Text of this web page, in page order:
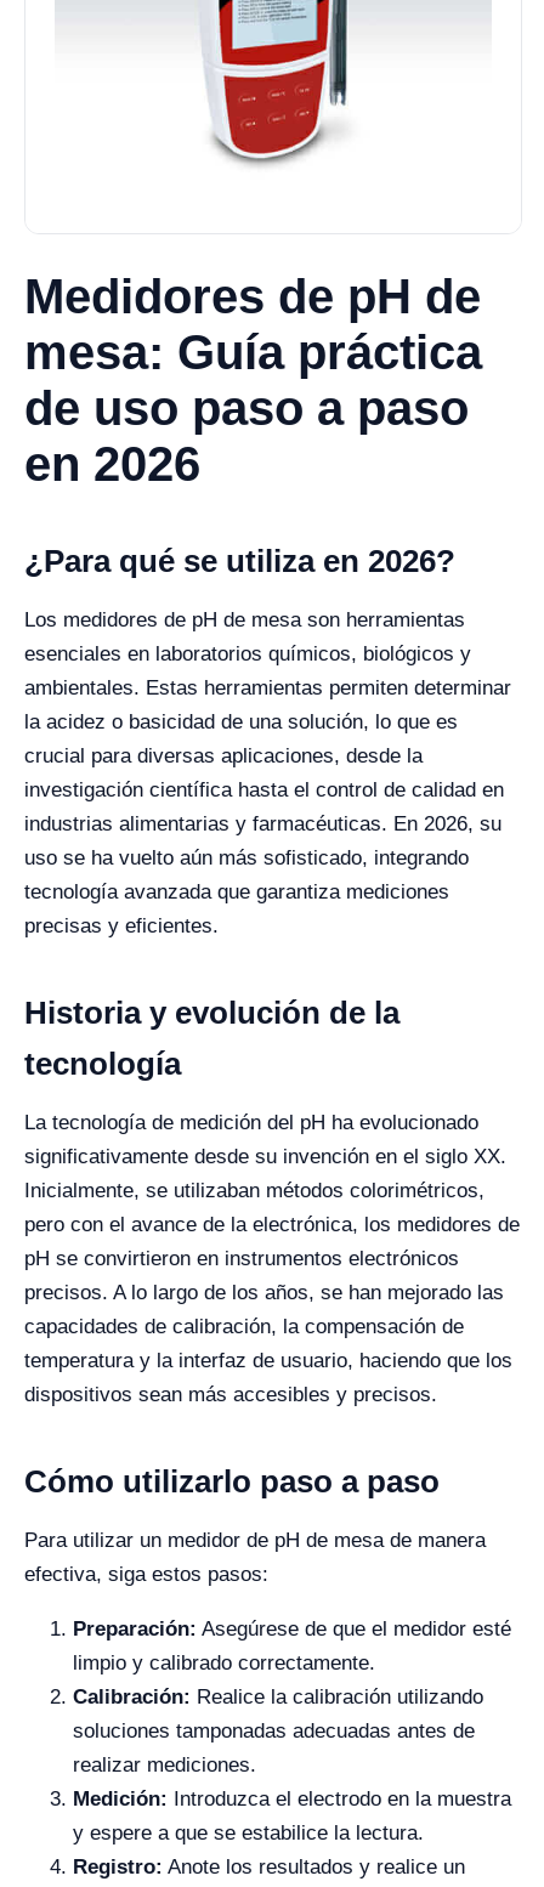
Medidores de pH de
mesa: Guía práctica
de uso paso a paso
en 2026
¿Para qué se utiliza en 2026?
Los medidores de pH de mesa son herramientas
esenciales en laboratorios químicos, biológicos y
ambientales. Estas herramientas permiten determinar
la acidez o basicidad de una solución, lo que es
crucial para diversas aplicaciones, desde la
investigación científica hasta el control de calidad en
industrias alimentarias y farmacéuticas. En 2026, su
uso se ha vuelto aún más sofisticado, integrando
tecnología avanzada que garantiza mediciones
precisas y eficientes.
Historia y evolución de la
tecnología
La tecnología de medición del pH ha evolucionado
significativamente desde su invención en el siglo XX.
Inicialmente, se utilizaban métodos colorimétricos,
pero con el avance de la electrónica, los medidores de
pH se convirtieron en instrumentos electrónicos
precisos. A lo largo de los años, se han mejorado las
capacidades de calibración, la compensación de
temperatura y la interfaz de usuario, haciendo que los
dispositivos sean más accesibles y precisos.
Cómo utilizarlo paso a paso
Para utilizar un medidor de pH de mesa de manera
efectiva, siga estos pasos:
Preparación: Asegúrese de que el medidor esté
limpio y calibrado correctamente.
Calibración: Realice la calibración utilizando
soluciones tamponadas adecuadas antes de
realizar mediciones.
Medición: Introduzca el electrodo en la muestra
y espere a que se estabilice la lectura.
Registro: Anote los resultados y realice un